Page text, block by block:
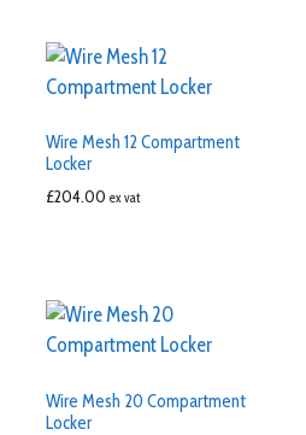
Wire Mesh 12 Compartment
Locker
£204.00 ex vat
Wire Mesh 20 Compartment
Locker